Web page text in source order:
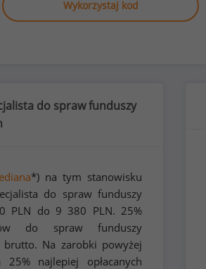
Wykorzystaj kod
do spraw funduszy
*) na tym stanowisku
do spraw funduszy
PLN do 9 380 PLN. 25%
do spraw funduszy
brutto. Na zarobki powyżej
najlepiej opłacanych